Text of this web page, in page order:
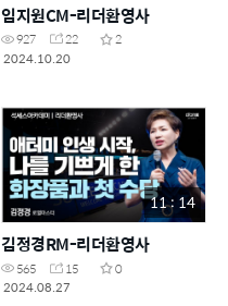
임지원CM-리더환영사
927 22
2
2024.10.20
11 : 14
김정경RM-리더환영사
565 15
0
2024.08.27